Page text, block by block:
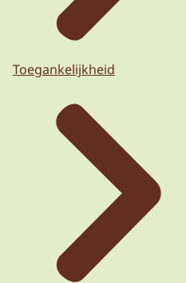
Toegankelijkheid